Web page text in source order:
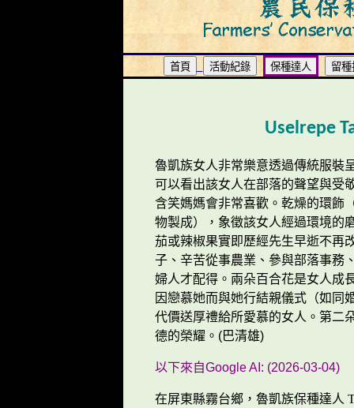
Uselrepe
魯凱族女人非常樂意透過傳統服裝
可以看出該女人在部落的聲望與受
含笑媽媽會非常喜歡。乾燥的環飾
物製成），象徵該女人經過環境的
茄或辣椒果實即歷經先生早逝不再
子、辛苦從事農業、參與部落事務
婦人才配得。兩朵百合花是女人成
因戀慕她而與她行結親儀式（如同
代價送厚禮給所愛慕的女人。第二
德的榮耀。(巴清雄)
以下來自Google AI: (2026-03-04)
在屏東縣霧台鄉，魯凱族保種達人